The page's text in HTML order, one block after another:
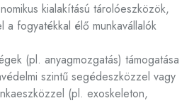
kialakítású tárolóeszközök,
a fogyatékkal élő munkavállalók
(pl. anyagmozgatás) támogatása
szintű segédeszközzel vagy
(pl. exoskeleton,